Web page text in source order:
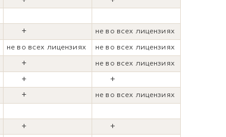
+ не во всех лицензиях
не во всех лицензиях не во всех лицензиях
+ не во всех лицензиях
+
+
+ не во всех лицензиях
+
+